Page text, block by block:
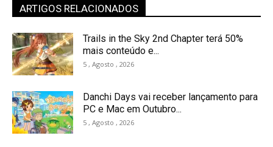
ARTIGOS RELACIONADOS
Trails in the Sky 2nd Chapter terá 50%
mais conteúdo e...
5 , Agosto , 2026
Danchi Days vai receber lançamento para
PC e Mac em Outubro...
5 , Agosto , 2026